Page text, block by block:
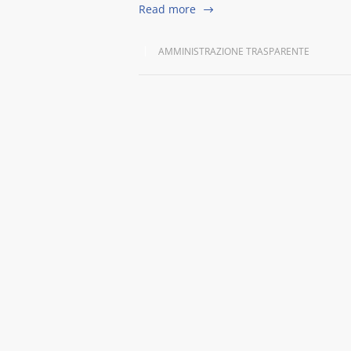
Read more
AMMINISTRAZIONE TRASPARENTE